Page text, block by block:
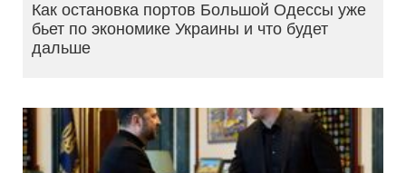
Как остановка портов Большой Одессы уже
бьет по экономике Украины и что будет
дальше